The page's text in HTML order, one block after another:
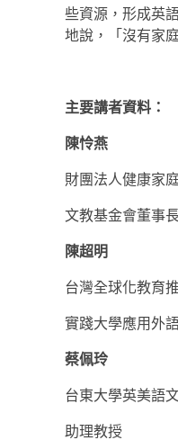
些資源，形成英
地說，「沒有家
主要講者資料：
陳怜燕
財團法人健康家
文教基金會董事
陳超明
台灣全球化教育
實踐大學應用外
蔡佩玲
台東大學英美語
助理教授